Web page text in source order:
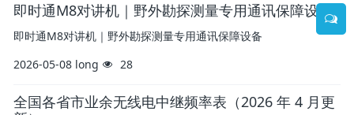
即时通M8对讲机｜野外勘探测量专用通讯保障设备
即时通M8对讲机｜野外勘探测量专用通讯保障设备
2026-05-08 long 28
全国各省市业余无线电中继频率表（2026 年 4 月更